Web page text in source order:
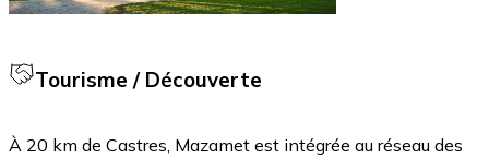
Tourisme / Découverte
À 20 km de Castres, Mazamet est intégrée au réseau des